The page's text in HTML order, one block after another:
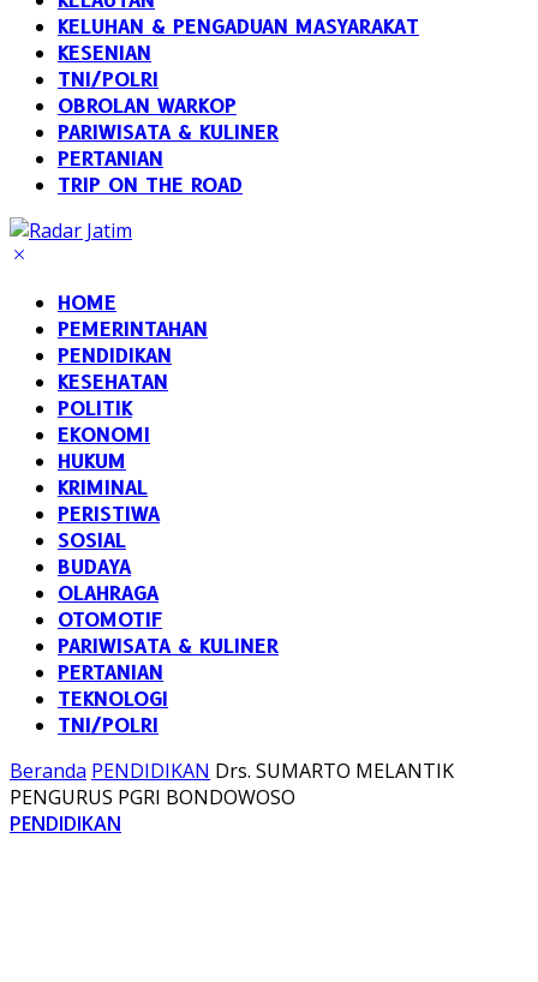
KELUHAN & PENGADUAN MASYARAKAT
KESENIAN
TNI/POLRI
OBROLAN WARKOP
PARIWISATA & KULINER
PERTANIAN
TRIP ON THE ROAD
HOME
PEMERINTAHAN
PENDIDIKAN
KESEHATAN
POLITIK
EKONOMI
HUKUM
KRIMINAL
PERISTIWA
SOSIAL
BUDAYA
OLAHRAGA
OTOMOTIF
PARIWISATA & KULINER
PERTANIAN
TEKNOLOGI
TNI/POLRI
Beranda PENDIDIKAN Drs. SUMARTO MELANTIK
PENGURUS PGRI BONDOWOSO
PENDIDIKAN